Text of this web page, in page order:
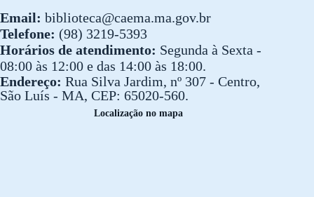
Email: biblioteca@caema.ma.gov.br
Telefone: (98) 3219-5393
Horários de atendimento: Segunda à Sexta -
08:00 às 12:00 e das 14:00 às 18:00.
Endereço: Rua Silva Jardim, nº 307 - Centro,
São Luís - MA, CEP: 65020-560.
Localização no mapa